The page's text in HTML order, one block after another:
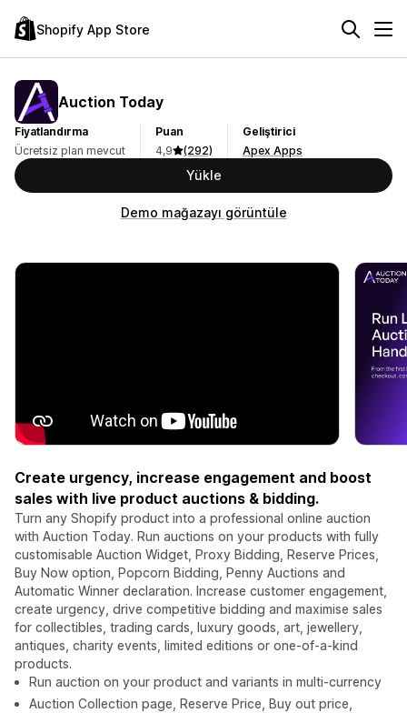
Shopify App Store
Auction Today
Fiyatlandırma
Ücretsiz plan mevcut
Puan
4,9
(292)
Geliştirici
Apex Apps
Yükle
Demo mağazayı görüntüle
Create urgency, increase engagement and boost
sales with live product auctions & bidding.
Turn any Shopify product into a professional online auction
with Auction Today. Run auctions on your products with fully
customisable Auction Widget, Proxy Bidding, Reserve Prices,
Buy Now option, Popcorn Bidding, Penny Auctions and
Automatic Winner declaration. Increase customer engagement,
create urgency, drive competitive bidding and maximise sales
for collectibles, trading cards, luxury goods, art, jewellery,
antiques, charity events, limited editions or one-of-a-kind
products.
Run auction on your product and variants in multi-currency
Auction Collection page, Reserve Price, Buy out price,